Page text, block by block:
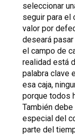
seleccionar
seguir para el
valor por
deseará
el campo de
realidad está
palabra clave
esa caja,
porque todos
También
especial del
parte del